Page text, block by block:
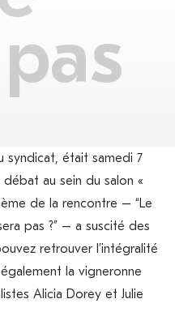
syndicat, était samedi 7
au sein du salon «
de la rencontre – “Le
pas ?” – a suscité des
retrouver l’intégralité
la vigneronne
Alicia Dorey et Julie